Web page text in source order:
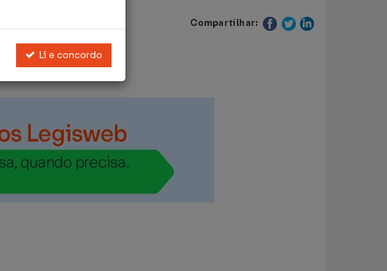
Compartilhar:
12 de maio de 2004.
Li e concordo